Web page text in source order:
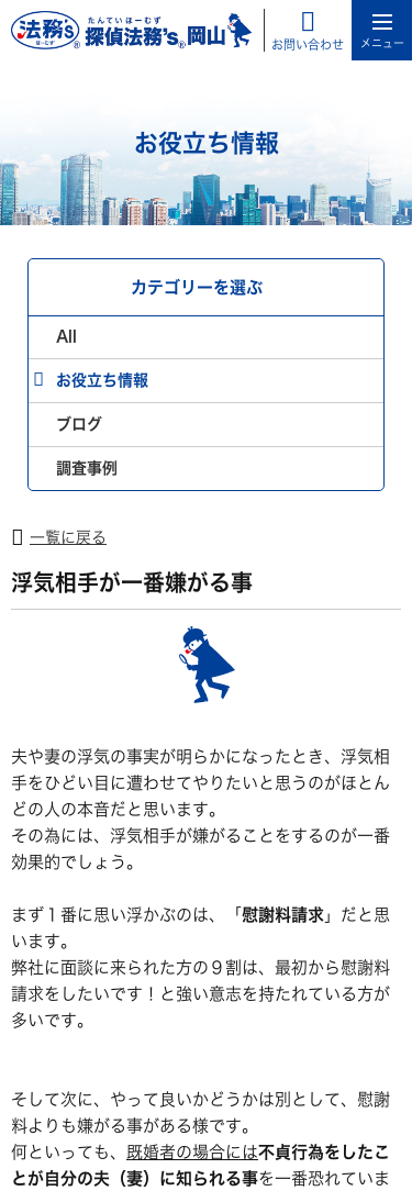
お問い合わせ
お役立ち情報
カテゴリーを選ぶ
All
お役立ち情報
ブログ
調査事例
一覧に戻る
浮気相手が一番嫌がる事
夫や妻の浮気の事実が明らかになったとき、浮気相
手をひどい目に遭わせてやりたいと思うのがほとん
どの人の本音だと思います。
その為には、浮気相手が嫌がることをするのが一番
効果的でしょう。
まず１番に思い浮かぶのは、「 慰謝料請求 」だと思
います。
弊社に面談に来られた方の９割は、最初から慰謝料
請求をしたいです！と強い意志を持たれている方が
多いです。
そして次に、やって良いかどうかは別として、慰謝
料よりも嫌がる事がある様です。
何といっても、
既婚者の場合には不貞行為をしたこ
とが自分の夫（妻）に知られる事を一番恐れていま